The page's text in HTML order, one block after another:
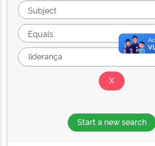
Start a new search